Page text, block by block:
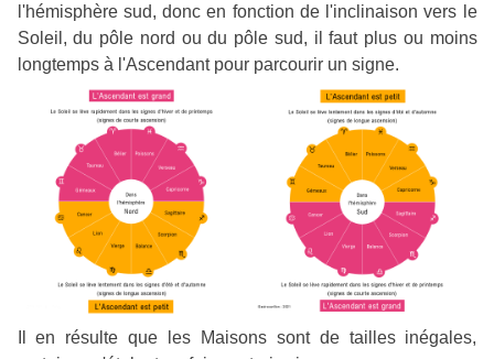
l'hémisphère sud, donc en fonction de l'inclinaison vers le
Soleil, du pôle nord ou du pôle sud, il faut plus ou moins
longtemps à l'Ascendant pour parcourir un signe.
Il en résulte que les Maisons sont de tailles inégales,